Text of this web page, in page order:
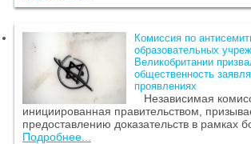
Комиссия по
образовательных
Великобритании
общественность
проявлениях
Независимая
инициированная правительством,
предоставлению доказательств в рамках
Подробнее...